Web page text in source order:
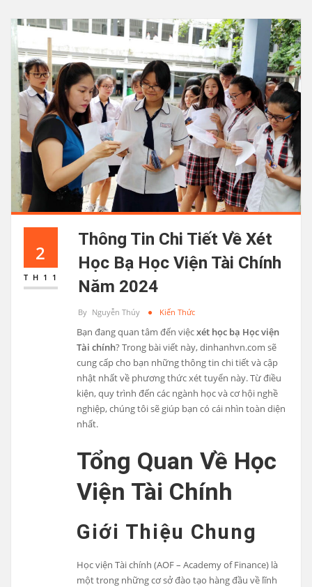
2
TH11
Thông Tin Chi Tiết Về Xét
Học Bạ Học Viện Tài Chính
Năm 2024
By Nguyễn Thúy Kiến Thức
Bạn đang quan tâm đến việcxét học bạ Học viện
Tài chính? Trong bài viết này, dinhanhvn.com sẽ
cung cấp cho bạn những thông tin chi tiết và cập
nhật nhất về phương thức xét tuyển này. Từ điều
kiện, quy trình đến các ngành học và cơ hội nghề
nghiệp, chúng tôi sẽ giúp bạn có cái nhìn toàn diện
nhất.
Tổng Quan Về Học
Viện Tài Chính
Giới Thiệu Chung
Học viện Tài chính (AOF – Academy of Finance) là
một trong những cơ sở đào tạo hàng đầu về lĩnh